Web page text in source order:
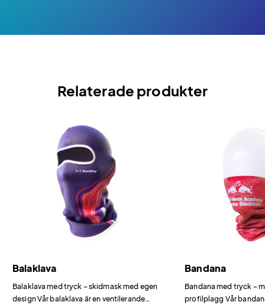
Relaterade produkter
Balaklava
Balaklava med tryck – skidmask med egen
design Vår balaklava är en ventilerande
Bandana
Bandana med tryck –
profilplagg Vår